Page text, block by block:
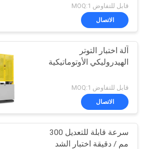
قابل للتفاوض MOQ:1
الاتصال
آلة اختبار التوتر
الهيدروليكي الأوتوماتيكية
قابل للتفاوض MOQ:1
الاتصال
سرعة قابلة للتعديل 300
مم / دقيقة اختبار الشد